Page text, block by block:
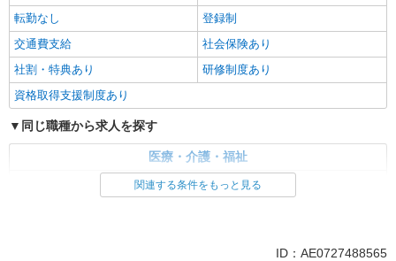
転勤なし
登録制
交通費支給
社会保険あり
社割・特典あり
研修制度あり
資格取得支援制度あり
同じ職種から求人を探す
医療・介護・福祉
看護師・保健師・看護助手・助産師
関連する条件をもっと見る
ID：AE0727488565